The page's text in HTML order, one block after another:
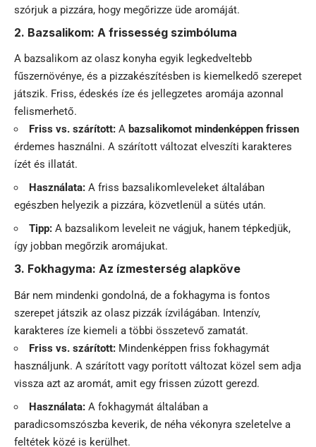
szórjuk a pizzára, hogy megőrizze üde aromáját.
2. Bazsalikom: A frissesség szimbóluma
A bazsalikom az olasz konyha egyik legkedveltebb
fűszernövénye, és a pizzakészítésben is kiemelkedő szerepet
játszik. Friss, édeskés íze és jellegzetes aromája azonnal
felismerhető.
Friss vs. szárított: A bazsalikomot mindenképpen frissen
érdemes használni. A szárított változat elveszíti karakteres
ízét és illatát.
Használata: A friss bazsalikomleveleket általában
egészben helyezik a pizzára, közvetlenül a sütés után.
Tipp: A bazsalikom leveleit ne vágjuk, hanem tépkedjük,
így jobban megőrzik aromájukat.
3. Fokhagyma: Az ízmesterség alapköve
Bár nem mindenki gondolná, de a fokhagyma is fontos
szerepet játszik az olasz pizzák ízvilágában. Intenzív,
karakteres íze kiemeli a többi összetevő zamatát.
Friss vs. szárított: Mindenképpen friss fokhagymát
használjunk. A szárított vagy porított változat közel sem adja
vissza azt az aromát, amit egy frissen zúzott gerezd.
Használata: A fokhagymát általában a
paradicsomszószba keverik, de néha vékonyra szeletelve a
feltétek közé is kerülhet.